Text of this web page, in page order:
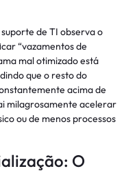
de TI observa o
“vazamentos de
mal otimizado está
que o resto do
acima de
milagrosamente acelerar
ou de menos processos
O